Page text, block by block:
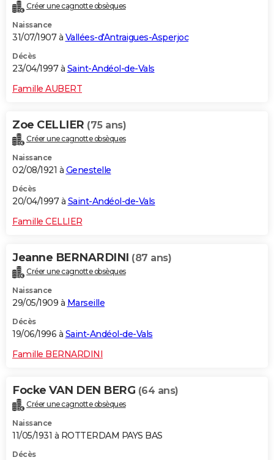
Créer une cagnotte obsèques
Naissance
31/07/1907 à Vallées-d'Antraigues-Asperjoc
Décès
23/04/1997 à Saint-Andéol-de-Vals
Famille AUBERT
Zoe CELLIER (75 ans)
Créer une cagnotte obsèques
Naissance
02/08/1921 à Genestelle
Décès
20/04/1997 à Saint-Andéol-de-Vals
Famille CELLIER
Jeanne BERNARDINI (87 ans)
Créer une cagnotte obsèques
Naissance
29/05/1909 à Marseille
Décès
19/06/1996 à Saint-Andéol-de-Vals
Famille BERNARDINI
Focke VAN DEN BERG (64 ans)
Créer une cagnotte obsèques
Naissance
11/05/1931 à ROTTERDAM PAYS BAS
Décès